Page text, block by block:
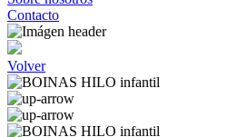
Contacto
Volver